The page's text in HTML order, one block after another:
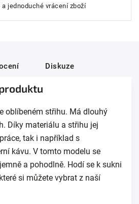
a jednoduché vrácení zboží
Diskuze
oblíbeném střihu. Má dlouhý
Díky materiálu a střihu jej
tak i například s
kávu. V tomto modelu se
a pohodlně. Hodí se k sukni
si můžete vybrat z naší